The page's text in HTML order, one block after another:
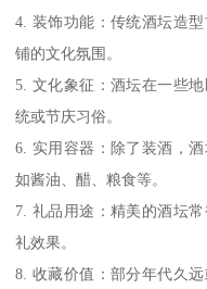
4. 装饰功能：传统酒坛造
铺的文化氛围。
5. 文化象征：酒坛在一些
统或节庆习俗。
6. 实用容器：除了装酒，
如酱油、醋、粮食等。
7. 礼品用途：精美的酒坛
礼效果。
8. 收藏价值：部分年代久